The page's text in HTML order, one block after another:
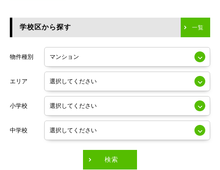
川崎市中原区
川崎市高津区
東京メトロ日比谷線
小田急線
東京メトロ半蔵門線
東京メトロ副都心線
東京メトロ有楽町線
学校区から探す 一覧
物件種別
エリア
小学校
中学校
検索